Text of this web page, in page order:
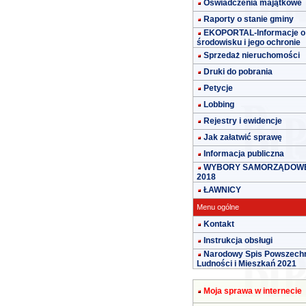
Oświadczenia majątkowe
Raporty o stanie gminy
EKOPORTAL-Informacje o
środowisku i jego ochronie
Sprzedaż nieruchomości
Druki do pobrania
Petycje
Lobbing
Rejestry i ewidencje
Jak załatwić sprawę
Informacja publiczna
WYBORY
2018
ŁAWNICY
Menu ogólne
Kontakt
Instrukcja obsługi
Narodowy Spis
Ludności i Mieszkań 2021
Moja sprawa w internecie